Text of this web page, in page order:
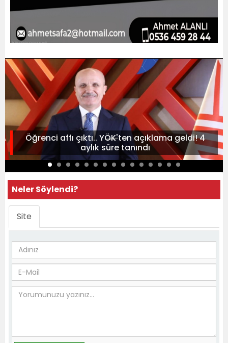
Öğrenci affı çıktı.. YÖK'ten açıklama geldi! 4
aylık süre tanındı
Neler Söylendi?
Site